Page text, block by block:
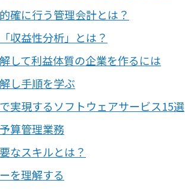
確に行う管理会計とは？
収益性分析」とは？
して利益体質の企業を作るには
し手順を学ぶ
実現するソフトウェアサービス15選
算管理業務
なスキルとは？
を理解する